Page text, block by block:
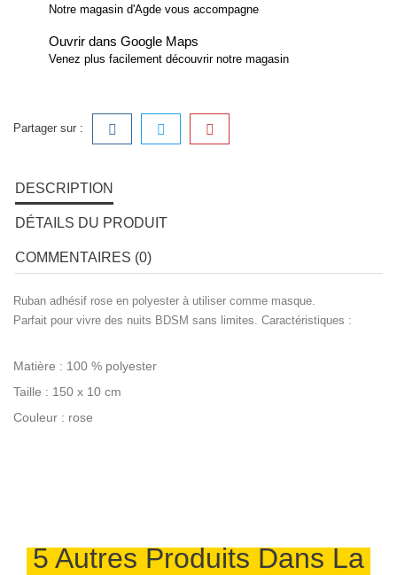
Notre magasin d'Agde vous accompagne
Ouvrir dans Google Maps
Venez plus facilement découvrir notre magasin
Partager sur :
DESCRIPTION
DÉTAILS DU PRODUIT
COMMENTAIRES (0)
Ruban adhésif rose en polyester à utiliser comme masque.
Parfait pour vivre des nuits BDSM sans limites. Caractéristiques :
Matière : 100 % polyester
Taille : 150 x 10 cm
Couleur : rose
5 Autres Produits Dans La